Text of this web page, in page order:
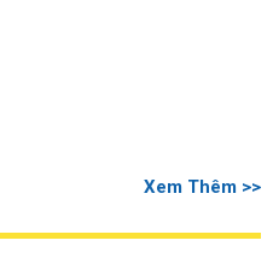
Xem Thêm >>